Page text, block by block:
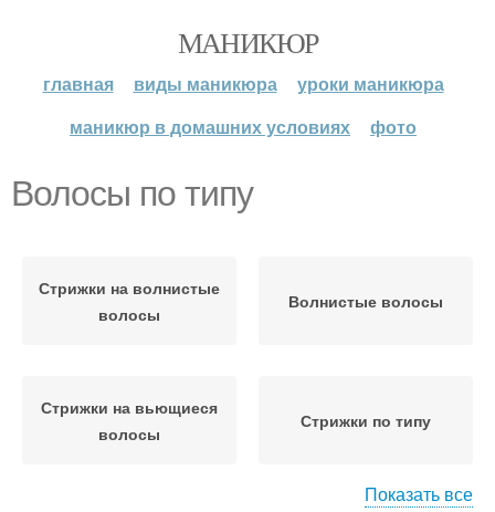
МАНИКЮР
главная виды маникюра
уроки маникюра
маникюр в домашних условиях
фото
Волосы по типу
Стрижки на волнистые
волосы
Волнистые волосы
Стрижки на вьющиеся
волосы
Стрижки по типу
Показать все